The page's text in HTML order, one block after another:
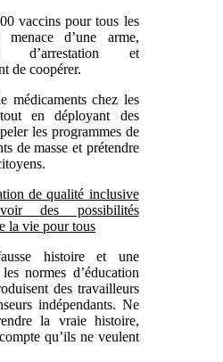
vaccins pour tous les
d’une arme,
d’arrestation et
de coopérer.
médicaments chez les
en déployant des
les programmes de
de masse et prétendre
de qualité inclusive
des possibilités
la vie pour tous
histoire et une
normes d’éducation
des travailleurs
indépendants. Ne
la vraie histoire,
qu’ils ne veulent